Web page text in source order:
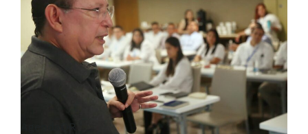
AgendaQR